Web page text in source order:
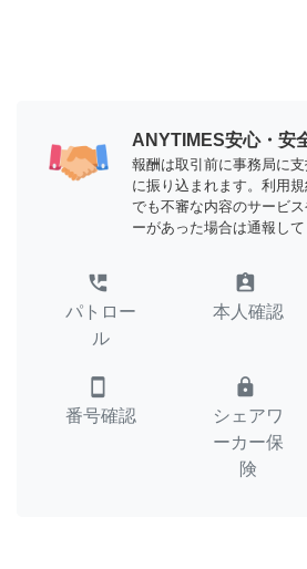
ANYTIMES安心・安
報酬は取引前に事務局に
に振り込まれます。利用
でも不審な内容のサービ
ーがあった場合は通報して
perm_phone_msg
パトロー
ル
assignment_ind
本人確認
smartphone
番号確認
lock
シェアワ
ーカー保
険